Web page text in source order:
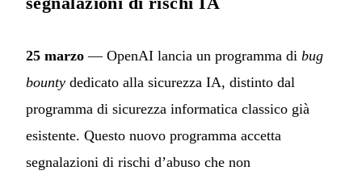
25 marzo — OpenAI lancia un programma di bug
bounty dedicato alla sicurezza IA, distinto dal
programma di sicurezza informatica classico già
esistente. Questo nuovo programma accetta
segnalazioni di rischi d’abuso che non